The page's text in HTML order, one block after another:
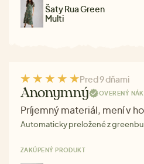
Šaty Rua Green
Multi
Pred 9 dňami
Anonymný OVERENÝ
Príjemný materiál, mení v
Automaticky preložené z
ZAKÚPENÝ PRODUKT